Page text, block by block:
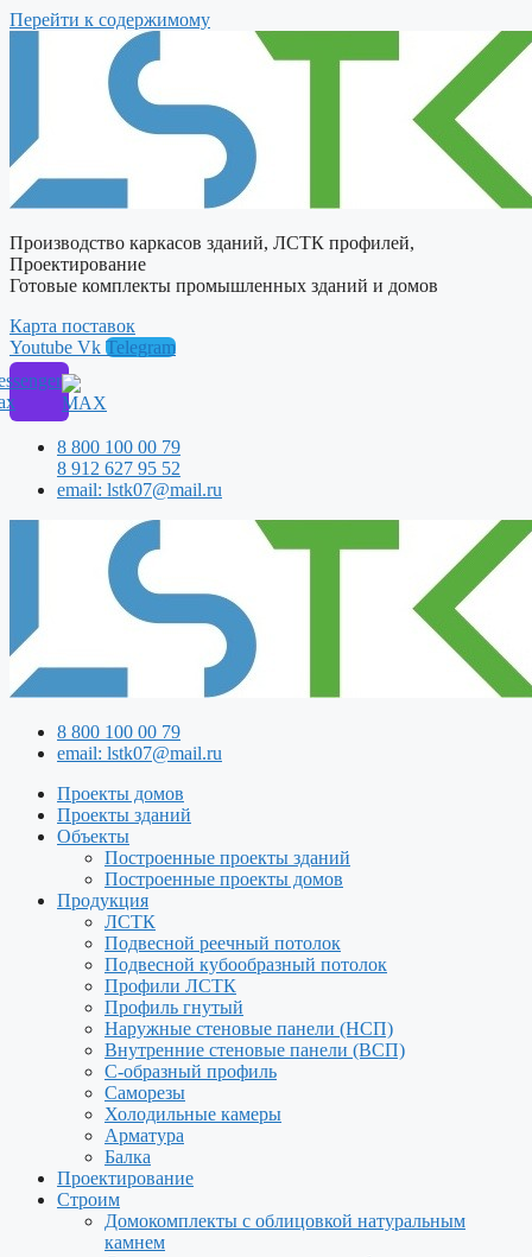
Перейти к содержимому
Производство каркасов зданий, ЛСТК профилей,
Проектирование
Готовые комплекты промышленных зданий и домов
Карта поставок
Youtube Vk Telegram
8 800 100 00 79
8 912 627 95 52
email: lstk07@mail.ru
8 800 100 00 79
email: lstk07@mail.ru
Проекты домов
Проекты зданий
Объекты
Построенные проекты зданий
Построенные проекты домов
Продукция
ЛСТК
Подвесной реечный потолок
Подвесной кубообразный потолок
Профили ЛСТК
Профиль гнутый
Наружные стеновые панели (НСП)
Внутренние стеновые панели (ВСП)
С-образный профиль
Саморезы
Холодильные камеры
Арматура
Балка
Проектирование
Строим
Домокомплекты с облицовкой натуральным
камнем